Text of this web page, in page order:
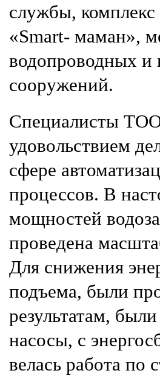
службы,
«Smart- маман»,
водопроводных и
сооружений.
Специалисты
удовольствием
сфере
процессов. В
мощностей
проведена
Для снижения
подъема, были
результатам,
насосы, с
велась работа по